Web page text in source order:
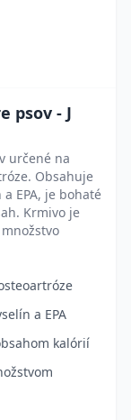
psov - J
určené na
Obsahuje
EPA, je bohaté
Krmivo je
a EPA
kalórií